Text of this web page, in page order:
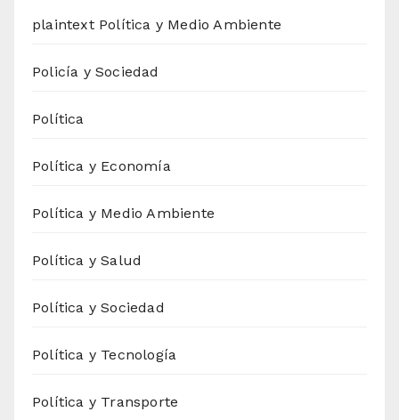
plaintext Política y Medio Ambiente
Policía y Sociedad
Política
Política y Economía
Política y Medio Ambiente
Política y Salud
Política y Sociedad
Política y Tecnología
Política y Transporte